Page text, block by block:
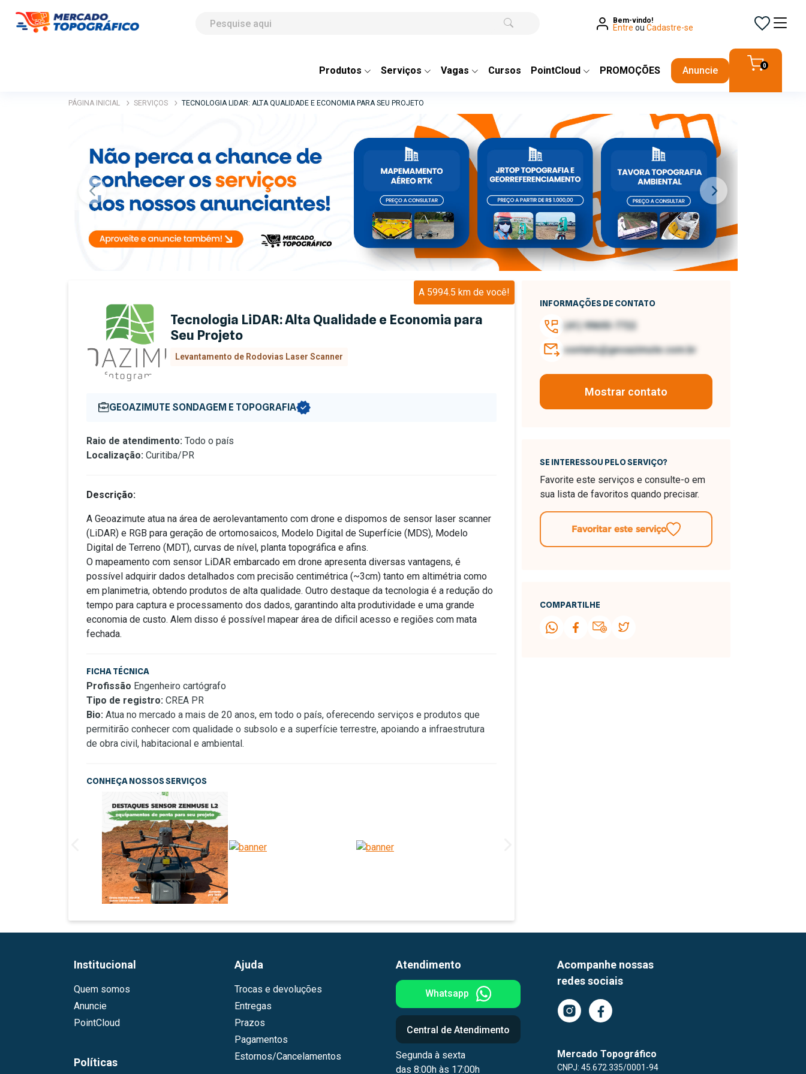
Bem-vindo!
Entre ou Cadastre-se
Produtos Serviços Vagas Cursos PointCloud PROMOÇÕES Anuncie 0
PÁGINA INICIAL SERVIÇOS TECNOLOGIA LIDAR: ALTA QUALIDADE E ECONOMIA PARA SEU PROJETO
Previous Next
A 5994.5 km de você!
Tecnologia LiDAR: Alta Qualidade e Economia para
Seu Projeto
Levantamento de Rodovias Laser Scanner
GEOAZIMUTE SONDAGEM E TOPOGRAFIA
Raio de atendimento: Todo o país
Localização: Curitiba/PR
Descrição:
A Geoazimute atua na área de aerolevantamento com drone e dispomos de sensor laser scanner
(LiDAR) e RGB para geração de ortomosaicos, Modelo Digital de Superfície (MDS), Modelo
Digital de Terreno (MDT), curvas de nível, planta topográfica e afins.
O mapeamento com sensor LiDAR embarcado em drone apresenta diversas vantagens, é
possível adquirir dados detalhados com precisão centimétrica (~3cm) tanto em altimétria como
em planimetria, obtendo produtos de alta qualidade. Outro destaque da tecnologia é a redução do
tempo para captura e processamento dos dados, garantindo alta produtividade e uma grande
economia de custo. Alem disso é possível mapear área de dificil acesso e regiões com mata
fechada.
FICHA TÉCNICA
Profissão Engenheiro cartógrafo
Tipo de registro: CREA PR
Bio: Atua no mercado a mais de 20 anos, em todo o país, oferecendo serviços e produtos que
permitirão conhecer com qualidade o subsolo e a superfície terrestre, apoiando a infraestrutura
de obra civil, habitacional e ambiental.
CONHEÇA NOSSOS SERVIÇOS
INFORMAÇÕES DE CONTATO
(41) 99693-7722
contato@geoazimute.com.br
Mostrar contato
SE INTERESSOU PELO SERVIÇO?
Favorite este serviços e consulte-o em
sua lista de favoritos quando precisar.
Favoritar este serviço
COMPARTILHE
Institucional
Quem somos
Anuncie
PointCloud
Políticas
Ajuda
Trocas e devoluções
Entregas
Prazos
Pagamentos
Estornos/Cancelamentos
Atendimento
Whatsapp
Central de Atendimento
Segunda à sexta
das 8:00h às 17:00h
Acompanhe nossas
redes sociais
Mercado Topográfico
CNPJ: 45.672.335/0001-94